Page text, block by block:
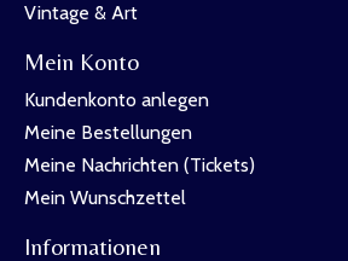
Vintage & Art
Mein Konto
Kundenkonto anlegen
Meine Bestellungen
Meine Nachrichten (Tickets)
Mein Wunschzettel
Informationen